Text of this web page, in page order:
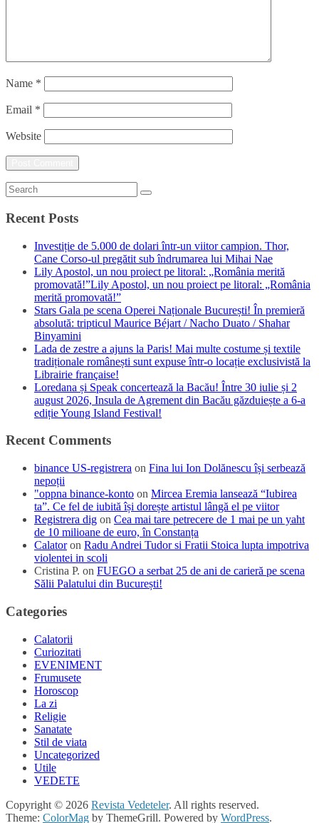
Name *
Email *
Website
Recent Posts
Investiție de 5.000 de dolari într-un viitor campion. Thor,
Cane Corso-ul pregătit sub îndrumarea lui Mihai Nae
Lily Apostol, un nou proiect pe litoral: „România merită
promovată!”Lily Apostol, un nou proiect pe litoral: „România
merită promovată!”
Stars Gala pe scena Operei Naționale București! În premieră
absolută: tripticul Maurice Béjart / Nacho Duato / Shahar
Binyamini
Lada de zestre a ajuns la Paris! Mai multe costume și textile
tradiționale românești sunt expuse într-o locație exclusivistă la
Librairie française!
Loredana și Speak concertează la Bacău! Între 30 iulie și 2
august 2026, Insula de Agrement din Bacău găzduiește a 6-a
ediție Young Island Festival!
Recent Comments
binance US-registrera on Fina lui Ion Dolănescu își serbează
nepoții
"oppna binance-konto on Mircea Eremia lansează “Iubirea
ta”. Ce fel de iubită își dorește artistul lângă el pe viitor
Registrera dig on Cea mai tare petrecere de 1 mai pe un yaht
de 10 milioane de euro, în Constanța
Calatoron Radu Andrei Tudor si Fratii Stoica lupta impotriva
violentei in scoli
Cristina P. on FUEGO a serbat 25 de ani de carieră pe scena
Sălii Palatului din București!
Categories
Calatorii
Curiozitati
EVENIMENT
Frumusete
Horoscop
La zi
Religie
Sanatate
Stil de viata
Uncategorized
Utile
VEDETE
Copyright © 2026 Revista Vedeteler. All rights reserved.
Theme: ColorMag by ThemeGrill. Powered by WordPress.